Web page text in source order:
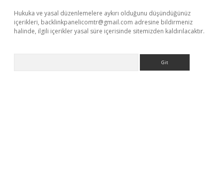
Hukuka ve yasal düzenlemelere aykırı olduğunu düşündüğünüz
içerikleri, backlinkpanelicomtr@gmail.com adresine bildirmeniz
halinde, ilgili içerikler yasal süre içerisinde sitemizden kaldırılacaktır.